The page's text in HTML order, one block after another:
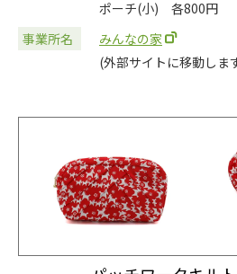
ポーチ(小)
各800円
事業所名
みんなの家
(外部サイトに移動しま